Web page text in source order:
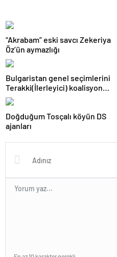
“Akrabam” eski savcı Zekeriya
Öz’ün aymazlığı
Bulgaristan genel seçimlerini
Terakki(İlerleyici) koalisyonu
kazandı
Doğduğum Tosçalı köyün DS
ajanları